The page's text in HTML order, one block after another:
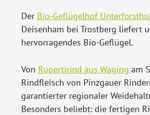
Der Bio-Geflügelhof
Deisenham bei Trostberg liefert
hervorragendes Bio-Geflügel.
Von Rupertirind aus Waging am
Rindfleisch von Pinzgauer
garantierter regionaler
Besonders beliebt: die fertigen